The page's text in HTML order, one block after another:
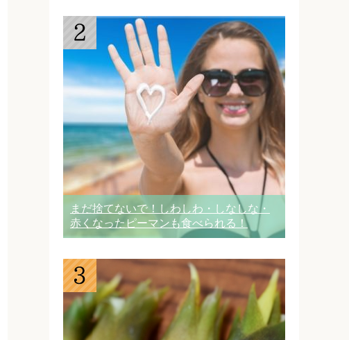
まだ捨てないで！しわしわ・しなしな・
赤くなったピーマンも食べられる！